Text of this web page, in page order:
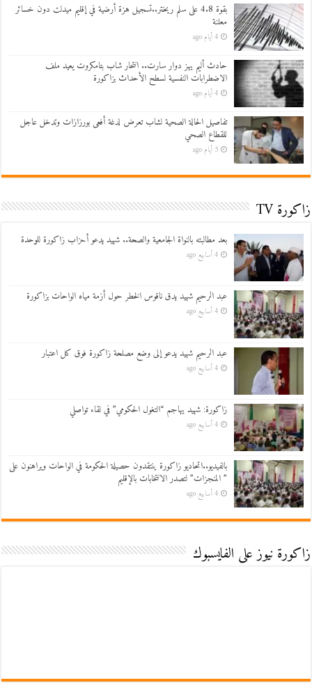
بقوة 4.8 على سلم ريختر..تسجيل هزة أرضية في إقليم ميدلت دون خسائر
معلنة
4 أيام ago
حادث أليم يهز دوار سارت.. انتحار شاب بتامكروت يعيد ملف
الاضطرابات النفسية لسطح الأحداث بزاكورة
4 أيام ago
تفاصيل الحالة الصحية لشاب تعرض لدغة أفعى بورزازات وتدخل عاجل
للقطاع الصحي
5 أيام ago
زاكورة TV
بعد مطالبته بالنواة الجامعية والصحة.. شهيد يدعو أحزاب زاكورة للوحدة
4 أسابيع ago
عبد الرحيم شهيد يدق ناقوس الخطر حول أزمة مياه الواحات بزاكورة
4 أسابيع ago
عبد الرحيم شهيد يدعو إلى وضع مصلحة زاكورة فوق كل اعتبار
4 أسابيع ago
زاكورة: شهيد يهاجم “التغول الحكومي” في لقاء تواصلي
4 أسابيع ago
بالفيديو..اتحاديو زاكورة ينتقدون حصيلة الحكومة في الواحات ويراهنون على
” المنجزات” لتصدر الانتخابات بالإقليم
4 أسابيع ago
زاكورة نيوز على الفايسبوك